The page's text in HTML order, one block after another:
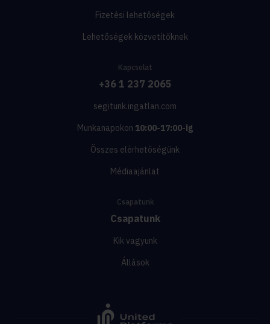
Fizetési lehetőségek
Lehetőségek közvetítőknek
Kapcsolat
+36 1 237 2065
segitunk.ingatlan.com
Munkanapokon 10:00-17:00-ig
Összes elérhetőségünk
Médiaajánlat
Csapatunk
Csapatunk
Kik vagyunk
Állások